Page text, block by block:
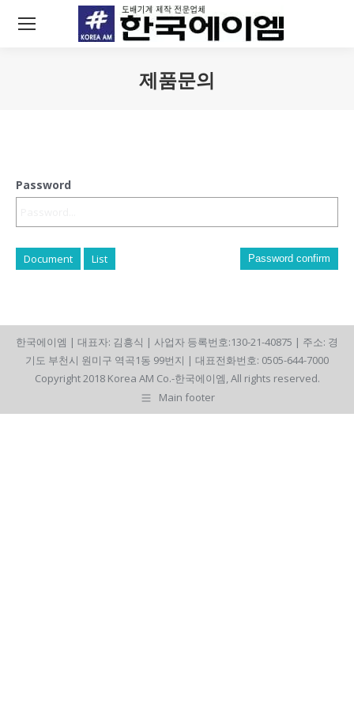
제품문의
Password
Document List Password confirm
한국에이엠 | 대표자: 김흥식 | 사업자 등록번호:130-21-40875 | 주소: 경
기도 부천시 원미구 역곡1동 99번지 | 대표전화번호: 0505-644-7000
Copyright 2018 Korea AM Co.-한국에이엠, All rights reserved.
Main footer